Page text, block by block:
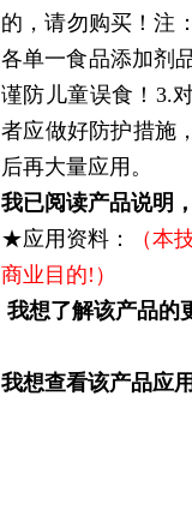
的，请勿购买！注
各单一食品添加剂
谨防儿童误食！3.
者应做好防护措施
后再大量应用。
我已阅读产品说明
★应用资料：
（本
商业目的!）
我想了解该产品的
我想查看该产品应